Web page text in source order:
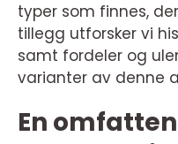
typer som finnes,
tillegg utforsker vi
samt fordeler og
varianter av denne
En